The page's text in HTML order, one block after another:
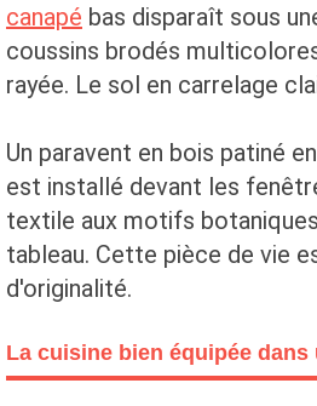
canapé bas disparaît sous
coussins brodés
rayée. Le sol en carrelage
Un paravent en bois patiné
est installé devant les
textile aux motifs
tableau. Cette pièce de vie
d'originalité.
La cuisine bien équipée dans